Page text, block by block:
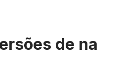
de na